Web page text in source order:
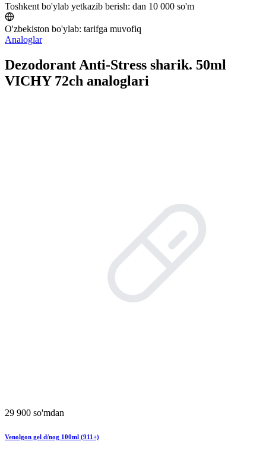
Toshkent bo'ylab yetkazib berish: dan 10 000 so'm
O'zbekiston bo'ylab: tarifga muvofiq
Analoglar
Dezodorant Anti-Stress sharik. 50ml
VICHY 72ch analoglari
29 900 so'mdan
Venolgon gel d/nog 100ml (911+)